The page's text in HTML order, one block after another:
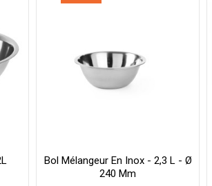
Bol Mélangeur En Inox - 2,3 L - Ø
240 Mm